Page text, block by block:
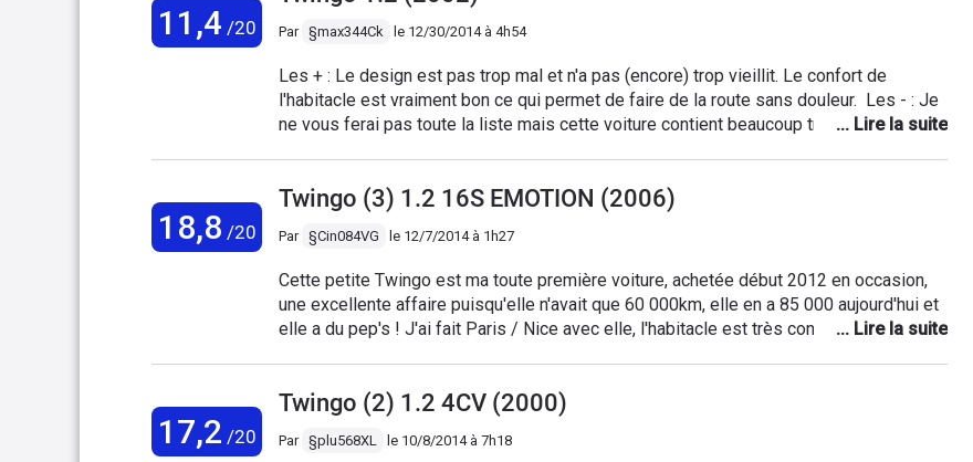
impressionnante mais la finition laisse franchement à désirer, les plastiques cassent
facilement et sont mal assemblés. Voiture très très bruyante donc! Je ne la
recommande vraiment pas, j'ai changé pour une Dacia Logan, beaucoup plus pratique
et économe.
11,4 /20 Par §max344Ck le 12/30/2014 à 4h54
Les + : Le design est pas trop mal et n'a pas (encore) trop vieillit. Le confort de
l'habitacle est vraiment bon ce qui permet de faire de la route sans douleur. Les - : Je
ne vous ferai pas toute la liste mais cette voiture contient beaucoup trop de défauts :
ans que je l'ai et je suis déjà à bout. L’expérience de conduite de cette voiture m'aura
18,8 /20
Twingo (3) 1.2 16S EMOTION (2006)
Par §Cin084VG le 12/7/2014 à 1h27
Cette petite Twingo est ma toute première voiture, achetée début 2012 en occasion,
une excellente affaire puisqu'elle n'avait que 60 000km, elle en a 85 000 aujourd'hui et
elle a du pep's ! J'ai fait Paris / Nice avec elle, l'habitacle est très confortable et
elle peine vraiment à monter, elle n'a pas assez de puissance. Cela dit c'est une
peu et depuis que je l'ai, je n'ai eu qu'à changer les bougies. C'est une excellente petite
17,2 /20
Twingo (2) 1.2 4CV (2000)
Par §plu568XL le 10/8/2014 à 7h18